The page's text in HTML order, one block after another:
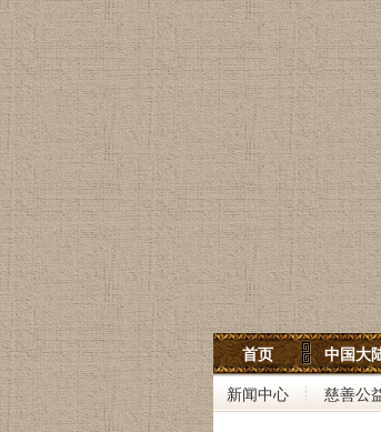
世界杨氏宗亲
世界杨氏联谊会
中华杨氏大宗祠
首页 中国大
新闻中心 慈善公